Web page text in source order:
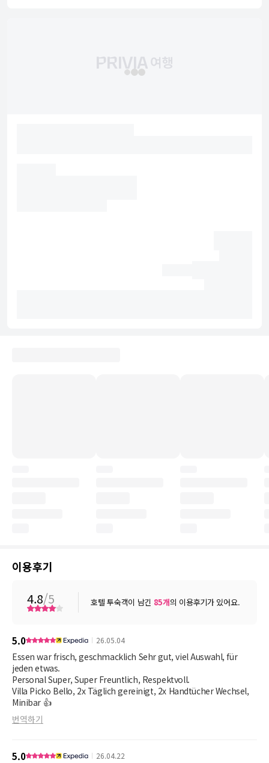
이용후기
4.8/5 호텔 투숙객이 남긴 85개의 이용후기가 있어요.
5.0 26.05.04
Essen war frisch, geschmacklich Sehr gut, viel Auswahl, für
jeden etwas.
Personal Super, Super Freuntlich, Respektvoll.
Villa Picko Bello, 2x Täglich gereinigt, 2x Handtücher Wechsel,
Minibar 👍
번역하기
5.0 26.04.22